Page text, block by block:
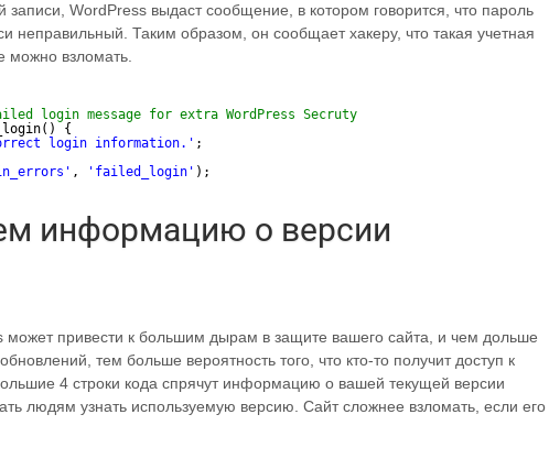
WordPress выдаст сообщение, в котором говорится, что пароль
неправильный. Таким образом, он сообщает хакеру, что такая учетная
можно взломать.
login message for extra WordPress Secruty
{
login information.' ;
, 'failed_login' );
информацию о версии
может привести к большим дырам в защите вашего сайта, и чем дольше
тем больше вероятность того, что кто-то получит доступ к
4 строки кода спрячут информацию о вашей текущей версии
людям узнать используемую версию. Сайт сложнее взломать, если его